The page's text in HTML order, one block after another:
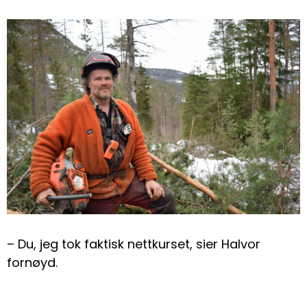
– Du, jeg tok faktisk nettkurset, sier Halvor
fornøyd.